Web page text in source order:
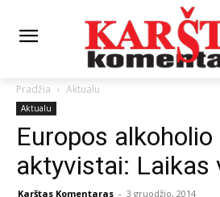
Pradžia Aktualu
Aktualu
Europos
aktyvistai: Laikas
Karštas Komentaras - 3 gruodžio, 2014